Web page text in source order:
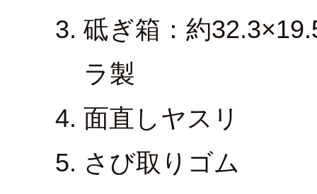
砥ぎ箱：約
ラ製
面直しヤスリ
さび取りゴム